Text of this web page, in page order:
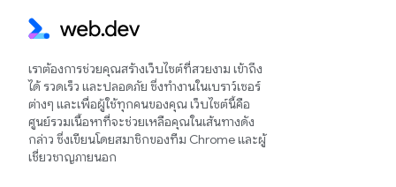
เราต้องการช่วยคุณสร้างเว็บไซต์ที่สวยงาม เข้าถึง
ได้ รวดเร็ว และปลอดภัย ซึ่งทำงานในเบราว์เซอร์
ต่างๆ และเพื่อผู้ใช้ทุกคนของคุณ เว็บไซต์นี้คือ
ศูนย์รวมเนื้อหาที่จะช่วยเหลือคุณในเส้นทางดัง
กล่าว ซึ่งเขียนโดยสมาชิกของทีม Chrome และผู้
เชี่ยวชาญภายนอก